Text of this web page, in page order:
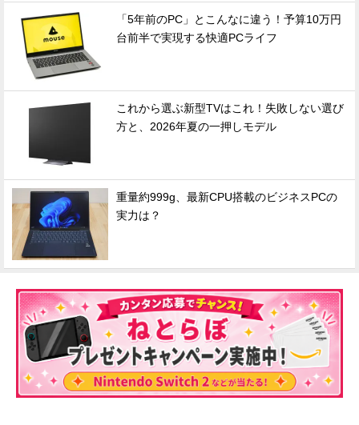
「5年前のPC」とこんなに違う！予算10万円
台前半で実現する快適PCライフ
これから選ぶ新型TVはこれ！失敗しない選び
方と、2026年夏の一押しモデル
重量約999g、最新CPU搭載のビジネスPCの
実力は？